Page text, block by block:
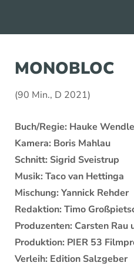
MONOBLOC
(90 Min., D 2021)
Buch/Regie: Hauke
Kamera: Boris Mahlau
Schnitt: Sigrid Sveistrup
Musik: Taco van Hettinga
Mischung: Yannick Rehder
Redaktion: Timo
Produzenten: Carsten
Produktion: PIER 53
Verleih: Edition Salzgeber